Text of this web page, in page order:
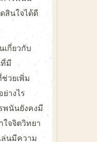
สินใจได้ดี
เกี่ยวกับ
มี
วยเพิ่ม
างไร
พนันยังคงมี
ใจจิตวิทยา
ล่นมีความ